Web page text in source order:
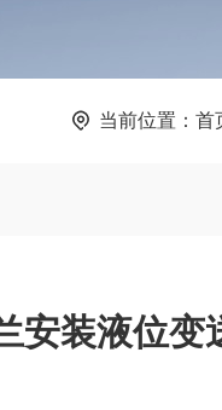
当前位置： 首
安装液位变